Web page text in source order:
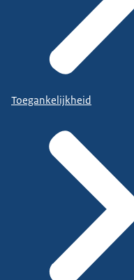
Toegankelijkheid